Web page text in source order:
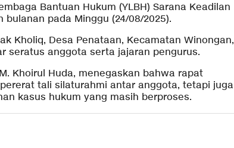
Bantuan Hukum (YLBH) Sarana Keadilan
pada Minggu (24/08/2025).
Kholiq, Desa Penataan, Kecamatan Winongan,
seratus anggota serta jajaran pengurus.
Khoirul Huda, menegaskan bahwa rapat
tali silaturahmi antar anggota, tetapi juga
kasus hukum yang masih berproses.